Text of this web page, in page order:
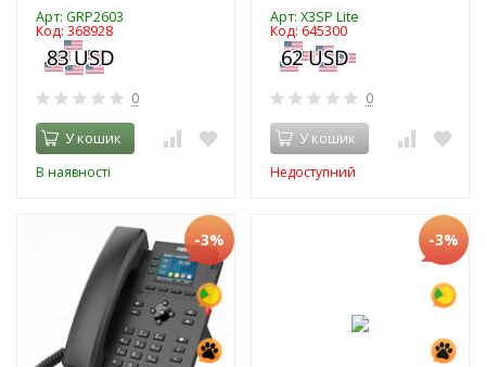
Арт: GRP2603
Код: 368928
0
У кошик
В наявності
Арт: X3SP Lite
Код: 645300
0
У кошик
Недоступний
-3% -3%